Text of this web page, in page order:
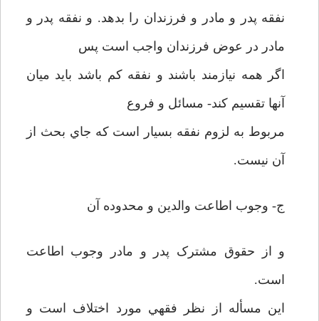
نفقه پدر و مادر و فرزندان را بدهد. و نفقه پدر و
مادر در عوض فرزندان واجب است پس
اگر همه نيازمند باشند و نفقه کم باشد بايد ميان
آنها تقسيم کند- مسائل و فروع
مربوط به لزوم نفقه بسيار است که جاي بحث از
آن نيست.
ج- وجوب اطاعت والدين و محدوده آن
و از حقوق مشترک پدر و مادر وجوب اطاعت
است.
اين مسأله از نظر فقهي مورد اختلاف است و